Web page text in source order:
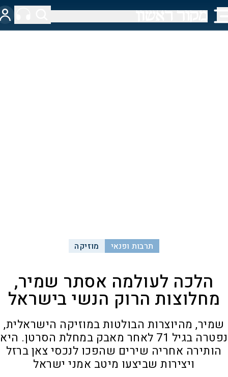
תרבות ופנאי מוזיקה
הלכה לעולמה אסתר שמיר,
מחלוצות הרוק הנשי בישראל
שמיר, מהיוצרות הבולטות במוזיקה הישראלית,
נפטרה בגיל 71 לאחר מאבק במחלת הסרטן. היא
הותירה אחריה שירים שהפכו לנכסי צאן ברזל
ויצירות שביצעו מיטב אמני ישראל